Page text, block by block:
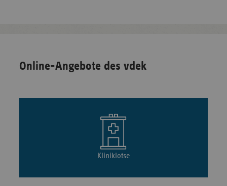
Online-Angebote des vdek
Kliniklotse